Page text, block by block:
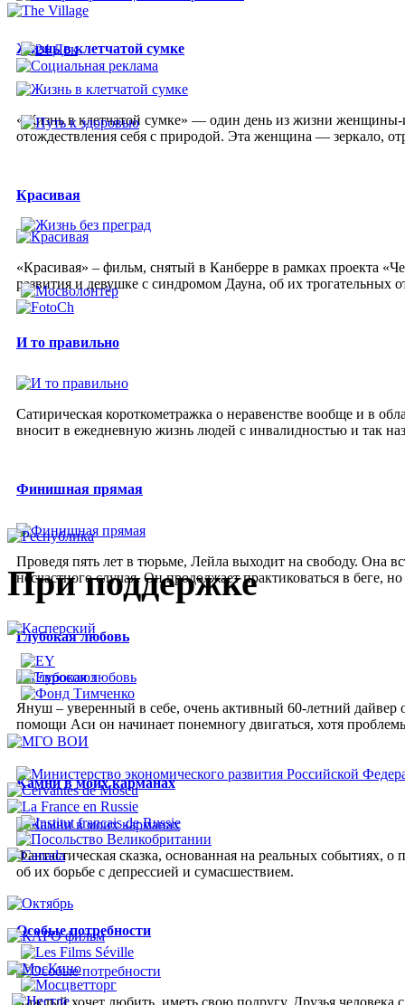
Жизнь в клетчатой сумке
«Жизнь в клетчатой сумке» — один день из жизни женщины-
отождествления себя с природой. Эта женщина — зеркало,
Красивая
«Красивая» – фильм, снятый в Канберре в рамках проекта
развития и девушке с синдромом Дауна, об их трогательных
И то правильно
Сатирическая короткометражка о неравенстве вообще и в
вносит в ежедневную жизнь людей с инвалидностью и так
Финишная прямая
Проведя пять лет в тюрьме, Лейла выходит на свободу. Она
несчастного случая. Он продолжает практиковаться в беге,
Глубокая любовь
Януш – уверенный в себе, очень активный 60-летний дайвер
помощи Аси он начинает понемногу двигаться, хотя
Камни в моих карманах
Фантастическая сказка, основанная на реальных событиях,
об их борьбе с депрессией и сумасшествием.
Особые потребности
При поддержке